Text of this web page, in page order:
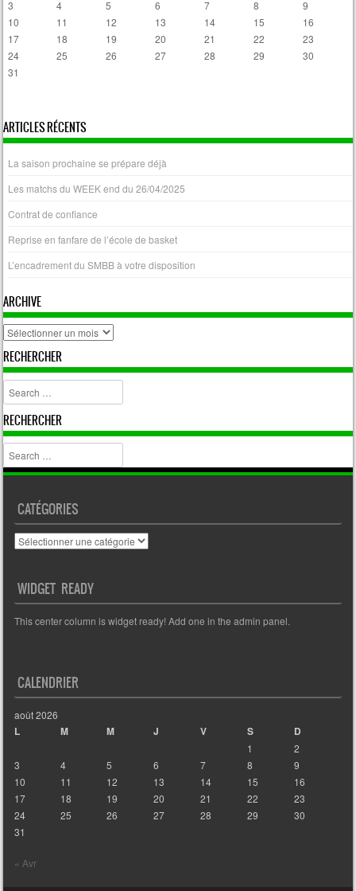
3
4 5 6 7 8
9
10
11 12 13 14 15
16
17
18 19 20 21 22
23
24
25 26 27 28 29
30
31
ARTICLES RÉCENTS
La saison prochaine se prépare déjà
Les matchs du WEEK end du 26/04/2025
Contrat de confiance
Reprise en fanfare de l’école de basket
L’encadrement du SMBB à votre disposition
ARCHIVE
archive
RECHERCHER
Search
RECHERCHER
Search
CATÉGORIES
Catégories
WIDGET READY
This center column is widget ready! Add one in the admin panel.
CALENDRIER
août 2026
L M M J V S D
1
2
3
4 5 6 7 8
9
10
11 12 13 14 15
16
17
18 19 20 21 22
23
24
25 26 27 28 29
30
31
« Avr